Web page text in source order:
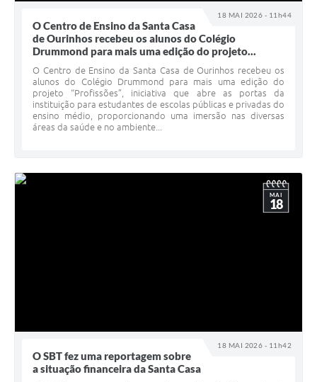
18 MAI 2026 - 11h44
O Centro de Ensino da Santa Casa
de Ourinhos recebeu os alunos do Colégio
Drummond para mais uma edição do projeto...
O Centro de Ensino da Santa Casa de Ourinhos recebeu os
alunos do Colégio Drummond para mais uma edição do
projeto “Profissões”, iniciativa que abre as portas da
instituição para estudantes de escolas públicas e privadas do
ensino médio, proporcionando uma imersão nas diversas
áreas da saúde e no ambiente...
18 MAI 2026 - 11h42
MAI
18
O SBT fez uma reportagem sobre
a situação financeira da Santa Casa